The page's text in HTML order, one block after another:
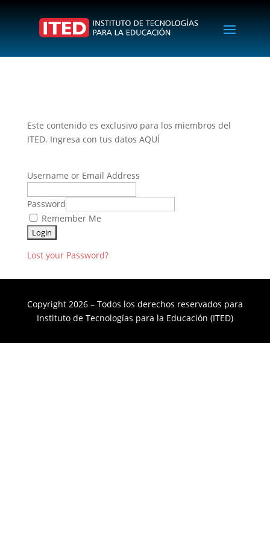
Este contenido es exclusivo para los miembros del
ITED. Ingresa con tus datos AQUÍ
Username or Email Address
Password
Remember Me
Lost your Password?
Copyright 2026 – Todos los derechos reservados para
Instituto de Tecnologías para la Educación (ITED)